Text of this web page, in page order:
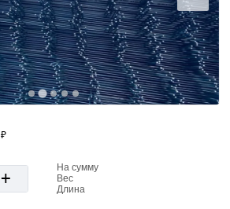
₽
+
На сумму
Вес
Длина